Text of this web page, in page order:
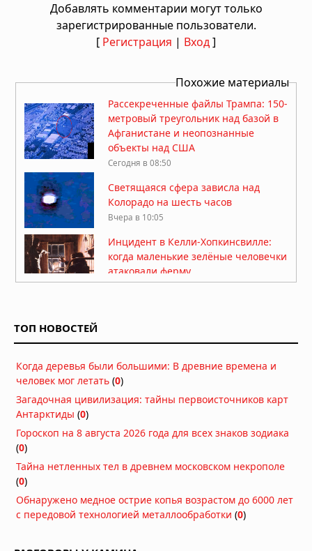
Добавлять комментарии могут только
зарегистрированные пользователи.
[ Регистрация | Вход]
Похожие материалы
Рассекреченные файлы Трампа: 150-
метровый треугольник над базой в
Афганистане и неопознанные
объекты над США
Сегодня в 08:50
Светящаяся сфера зависла над
Колорадо на шесть часов
Вчера в 10:05
Инцидент в Келли-Хопкинсвилле:
когда маленькие зелёные человечки
атаковали ферму
05.08.2026 в 07:02
На Луне заметили более 20
гигантских неопознанных объектов
05.08.2026 в 06:39
Диск над Гатвиком: пилот сообщил о
«летающей тарелке» на подходе к
03.08.2026 в 15:34
предложил Нил Деграсс Тайсон для
объяснения неопознанных явлений
ТОП НОВОСТЕЙ
Когда деревья были большими: В древние времена и
человек мог летать (0)
Загадочная цивилизация: тайны первоисточников карт
Антарктиды (0)
Гороскоп на 8 августа 2026 года для всех знаков зодиака
(0)
Тайна нетленных тел в древнем московском некрополе
(0)
Обнаружено медное острие копья возрастом до 6000 лет
с передовой технологией металлообработки (0)